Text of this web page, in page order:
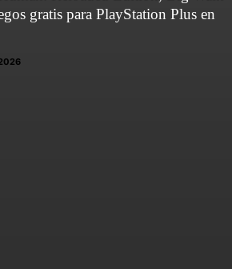
gratis para PlayStation Plus en